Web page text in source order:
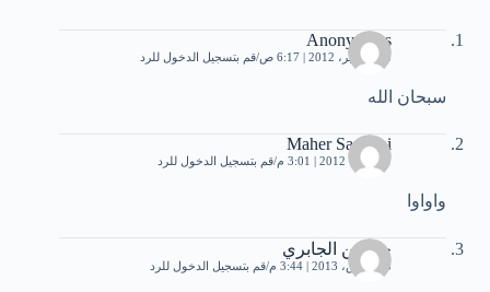
Anonymous
18 سبتمبر، 2012 | 6:17 ص قم بتسجيل الدخول للرد
سبحان الله
Maher Saqbani
1 أكتوبر، 2012 | 3:01 م قم بتسجيل الدخول للرد
واواوا
حسنين الجابري
25 مارس، 2013 | 3:44 م قم بتسجيل الدخول للرد